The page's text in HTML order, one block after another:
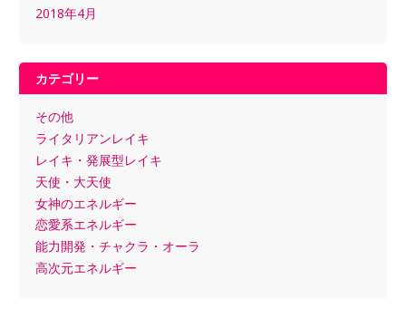
2018年4月
カテゴリー
その他
ライタリアンレイキ
レイキ・発展型レイキ
天使・大天使
女神のエネルギー
恋愛系エネルギー
能力開発・チャクラ・オーラ
高次元エネルギー